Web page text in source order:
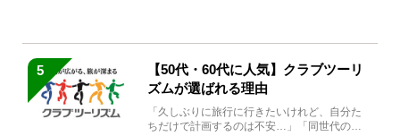
5
【50代・60代に人気】クラブツーリ
ズムが選ばれる理由
「久しぶりに旅行に行きたいけれど、自分た
ちだけで計画するのは不安…」「同世代の方